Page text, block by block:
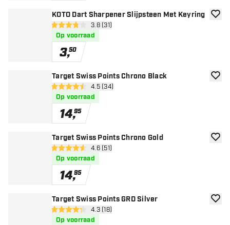
KOTO Dart Sharpener Slijpsteen Met Keyring
open reviews drawer
3.8 score sterren3.8 (31)
Op voorraad
3,50
Target Swiss Points Chrono Black
open reviews drawer
4.5 score sterren4.5 (34)
Op voorraad
14,95
Target Swiss Points Chrono Gold
open reviews drawer
4.6 score sterren4.6 (51)
Op voorraad
14,95
Target Swiss Points GRD Silver
open reviews drawer
4.3 score sterren4.3 (18)
Op voorraad